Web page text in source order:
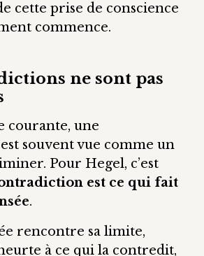
cette prise de conscience
commence.
ne sont pas
courante, une
souvent vue comme un
Pour Hegel, c’est
est ce qui fait
.
rencontre sa limite,
à ce qui la contredit,